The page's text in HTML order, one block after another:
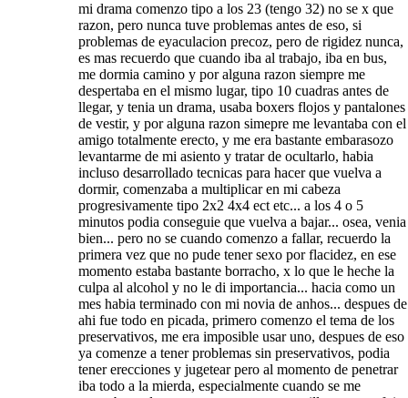
mi drama comenzo tipo a los 23 (tengo 32) no se x que
razon, pero nunca tuve problemas antes de eso, si
problemas de eyaculacion precoz, pero de rigidez nunca,
es mas recuerdo que cuando iba al trabajo, iba en bus,
me dormia camino y por alguna razon siempre me
despertaba en el mismo lugar, tipo 10 cuadras antes de
llegar, y tenia un drama, usaba boxers flojos y pantalones
de vestir, y por alguna razon simepre me levantaba con el
amigo totalmente erecto, y me era bastante embarasozo
levantarme de mi asiento y tratar de ocultarlo, habia
incluso desarrollado tecnicas para hacer que vuelva a
dormir, comenzaba a multiplicar en mi cabeza
progresivamente tipo 2x2 4x4 ect etc... a los 4 o 5
minutos podia conseguie que vuelva a bajar... osea, venia
bien... pero no se cuando comenzo a fallar, recuerdo la
primera vez que no pude tener sexo por flacidez, en ese
momento estaba bastante borracho, x lo que le heche la
culpa al alcohol y no le di importancia... hacia como un
mes habia terminado con mi novia de anhos... despues de
ahi fue todo en picada, primero comenzo el tema de los
preservativos, me era imposible usar uno, despues de eso
ya comenze a tener problemas sin preservativos, podia
tener erecciones y jugetear pero al momento de penetrar
iba todo a la mierda, especialmente cuando se me